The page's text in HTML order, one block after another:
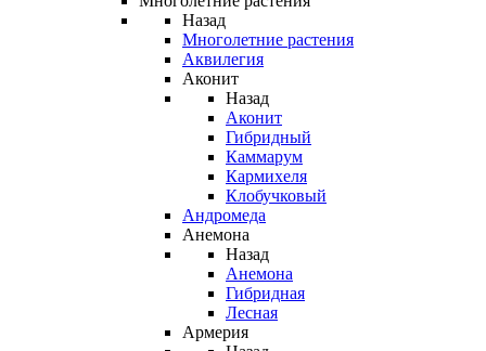
Назад
Многолетние растения
Аквилегия
Аконит
Назад
Аконит
Гибридный
Каммарум
Кармихеля
Клобучковый
Андромеда
Анемона
Назад
Анемона
Гибридная
Лесная
Армерия